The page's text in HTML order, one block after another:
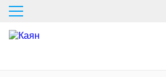
Перейти
основному
содержанию